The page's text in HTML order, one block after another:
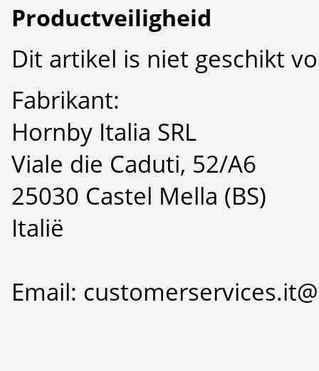
Productveiligheid
Dit artikel is niet geschikt
Fabrikant:
Hornby Italia SRL
Viale die Caduti, 52/A6
25030 Castel Mella (BS)
Italië
Email: